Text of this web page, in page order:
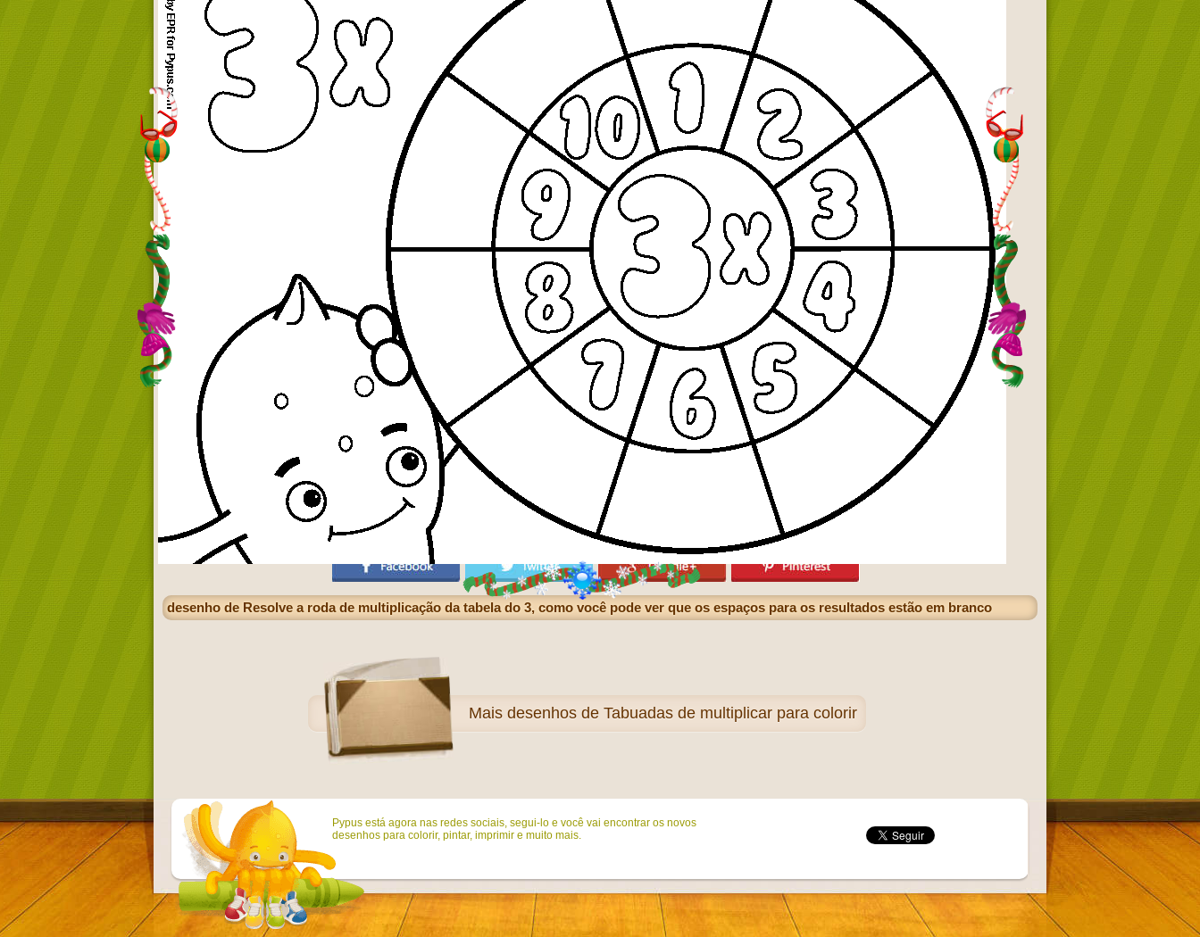
desenho de Resolve a roda de multiplicação da tabela do 3, como você pode ver que os espaços para os resultados estão em branco
Mais desenhos de Tabuadas de multiplicar para colorir
Pypus está agora nas redes sociais, segui-lo e você vai encontrar os novos
desenhos para colorir, pintar, imprimir e muito mais.